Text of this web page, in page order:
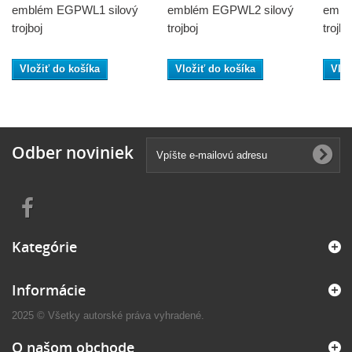
emblém EGPWL1 silový
trojboj
Vložiť do košíka
emblém EGPWL2 silový
trojboj
Vložiť do košíka
Odber noviniek
Kategórie
Informácie
2025 © Všetky autorské práva vyhradené.
O našom obchode